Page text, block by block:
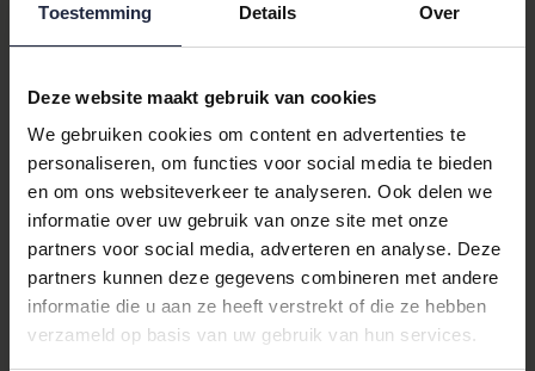
Toestemming Details Over
Deze website maakt gebruik van cookies
We gebruiken cookies om content en advertenties te
personaliseren, om functies voor social media te bieden
en om ons websiteverkeer te analyseren. Ook delen we
informatie over uw gebruik van onze site met onze
partners voor social media, adverteren en analyse. Deze
partners kunnen deze gegevens combineren met andere
informatie die u aan ze heeft verstrekt of die ze hebben
verzameld op basis van uw gebruik van hun services.
Round
cm round, een prachtigrond sierkussendat elke ruimte in uw
huis een vleugje luxe en comfort geeft. Dit effen paarse kussen
is een stijlvolle toevoeging aan uw interieur en biedt zowel
esthetiek als functionaliteit.
Waarom kiezen voor dit
product?
Dit sierkussen vanEssenza is niet alleen een lust voor het oog,